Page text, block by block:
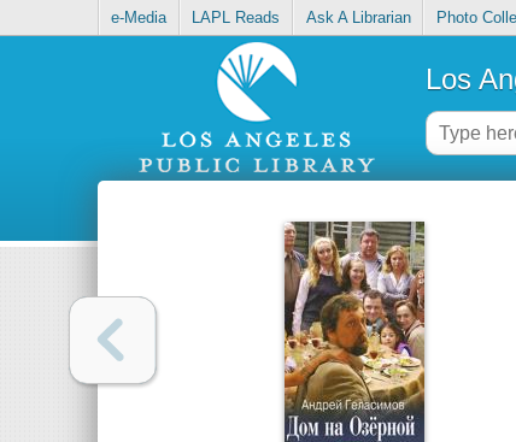
e-Media LAPL Reads Ask A Librarian Photo
Los